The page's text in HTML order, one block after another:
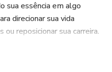
sua essência em algo
direcionar sua vida
reposicionar sua carreira.